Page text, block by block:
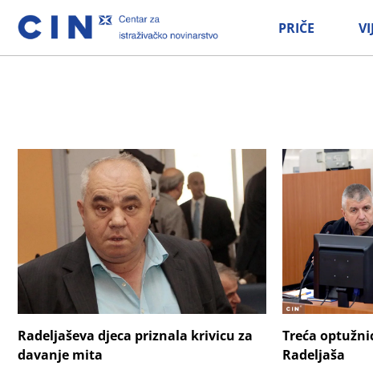
PRIČE
Radeljaševa djeca priznala krivicu za
davanje mita
Treća
Radeljaša